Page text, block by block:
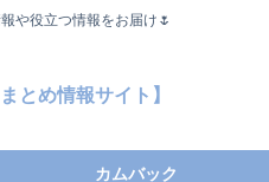
や役立つ情報をお届け🌷
とめ情報サイト】
カムバック